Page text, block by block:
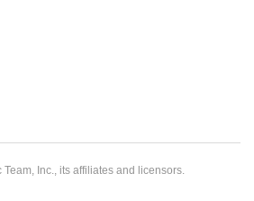
Inc., its affiliates and licensors.